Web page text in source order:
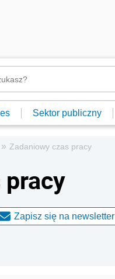
Sektor publiczny
» Zadaniowy czas pracy
Zapisz się na newsletter